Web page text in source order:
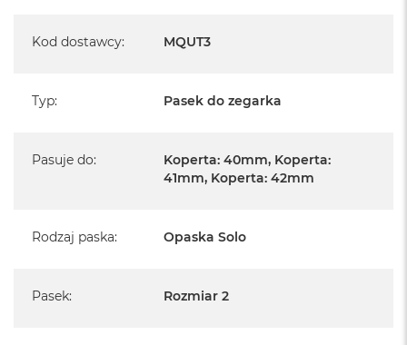
Kod dostawcy: MQUT3
Typ: Pasek do zegarka
Pasuje do:
Koperta: 40mm, Koperta:
41mm, Koperta: 42mm
Rodzaj paska: Opaska Solo
Pasek: Rozmiar 2